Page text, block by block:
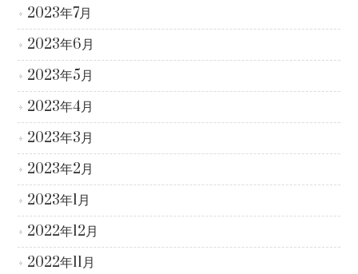
2023年7月
2023年6月
2023年5月
2023年4月
2023年3月
2023年2月
2023年1月
2022年12月
2022年11月